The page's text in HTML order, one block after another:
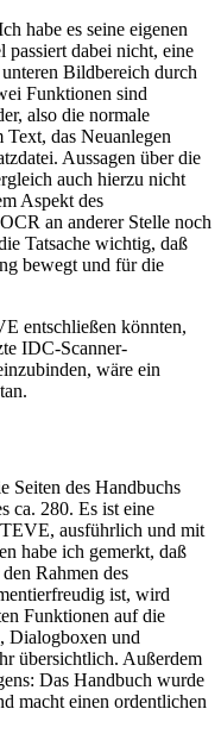
habe es seine eigenen
passiert dabei nicht, eine
Bildbereich durch
Funktionen sind
also die normale
das Neuanlegen
Aussagen über die
auch hierzu nicht
Aspekt des
an anderer Stelle noch
Tatsache wichtig, daß
bewegt und für die
entschließen könnten,
IDC-Scanner-
wäre ein
Seiten des Handbuchs
ca. 280. Es ist eine
ausführlich und mit
habe ich gemerkt, daß
Rahmen des
ist, wird
Funktionen auf die
Dialogboxen und
übersichtlich. Außerdem
Das Handbuch wurde
macht einen ordentlichen